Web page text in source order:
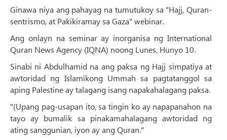
Ginawa niya ang pahayag na tumutukoy sa "Hajj, Quran-
sentrismo, at Pakikiramay sa Gaza" webinar.
Ang onlayn na seminar ay inorganisa ng International
Quran News Agency (IQNA) noong Lunes, Hunyo 10.
Sinabi ni Abdulhamid na ang paksa ng Hajj simpatiya at
awtoridad ng Islamikong Ummah sa pagtatanggol sa
aping Palestine ay talagang isang napakahalagang paksa.
"(Upang pag-usapan ito, sa tingin ko ay napapanahon na
tayo ay bumalik sa pinakamahalagang awtoridad ng
ating sanggunian, iyon ay ang Quran."